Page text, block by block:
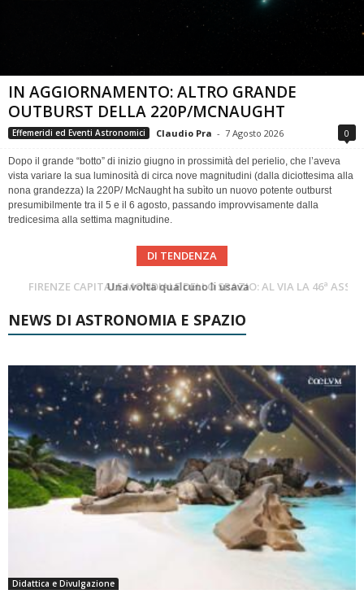
IN AGGIORNAMENTO: ALTRO GRANDE
OUTBURST DELLA 220P/MCNAUGHT
Effemeridi ed Eventi Astronomici Claudio Pra - 7 Agosto 2026 0
Dopo il grande “botto” di inizio giugno in prossimità del perielio, che l’aveva
vista variare la sua luminosità di circa nove magnitudini (dalla diciottesima alla
nona grandezza) la 220P/ McNaught ha subìto un nuovo potente outburst
presumibilmente tra il 5 e il 6 agosto, passando improvvisamente dalla
tredicesima alla settima magnitudine.
DI TENDENZA
FIRENZE CAPITALE MONDIALE DELLO SPAZIO: AL VIA LA 46ª ASSEMBLEA SCIENTIFICA DEL COSPAR
Cielo del Mese di Agosto 2026
NEWS DI ASTRONOMIA E SPAZIO
Didattica e Divulgazione